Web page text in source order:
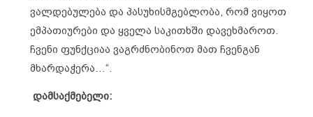
ვალდებულება და პასუხისმგებლობა, რომ ვიყოთ
ემპათიურები და ყველა საკითხში დავეხმაროთ.
ჩვენი ფუნქციაა ვაგრძნობინოთ მათ ჩვენგან
მხარდაჭერა…“.
დამსაქმებელი: